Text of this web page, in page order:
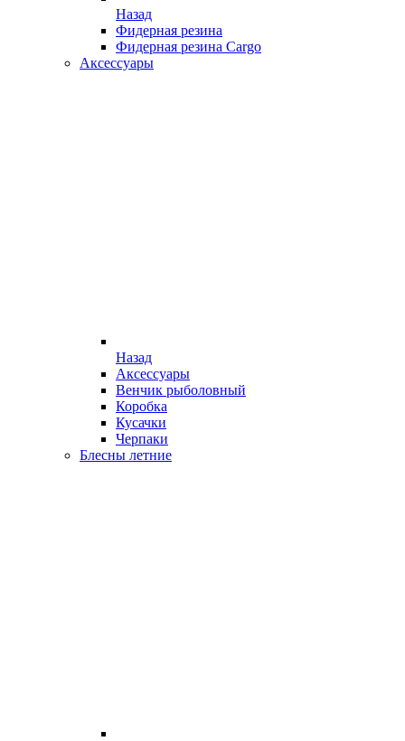
Назад
Фидерная резина
Фидерная резина Cargo
Аксессуары
Назад
Аксессуары
Венчик рыболовный
Коробка
Кусачки
Черпаки
Блесны летние